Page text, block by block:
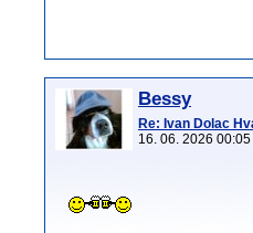
Bessy
Re: Ivan Dolac
16. 06. 2026 00:05